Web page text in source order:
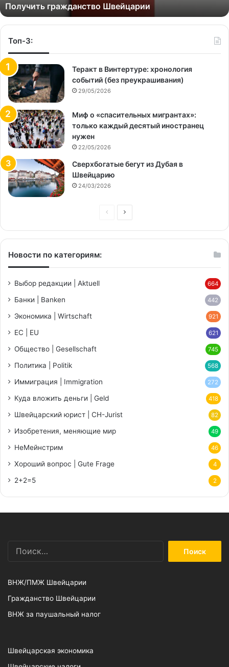
Получить гражданство Швейцарии
Топ-3:
Теракт в Винтертуре: хронология
событий (без преукрашивания)
29/05/2026
Миф о «спасительных мигрантах»:
только каждый десятый иностранец
нужен
22/05/2026
Сверхбогатые бегут из Дубая в
Швейцарию
24/03/2026
Предыдущая
Следующая
Новости по категориям:
Выбор редакции | Aktuell 664
Банки | Banken 442
Экономика | Wirtschaft 921
ЕС | EU 621
Общество | Gesellschaft 745
Политика | Politik 568
Иммиграция | Immigration 272
Куда вложить деньги | Geld 418
Швейцарский юрист | CH-Jurist 82
Изобретения, меняющие мир 49
НеМейнстрим 46
Хороший вопрос | Gute Frage 4
2+2=5 2
ВНЖ/ПМЖ Швейцарии
Гражданство Швейцарии
ВНЖ за паушальный налог
Швейцарская экономика